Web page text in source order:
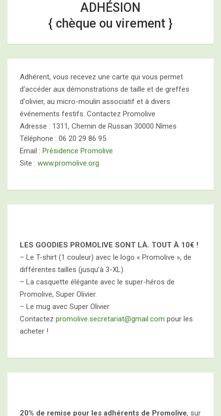
ADHÉSION
{ chèque ou virement }
Adhérent, vous recevez une carte qui vous permet
d'accéder aux démonstrations de taille et de greffes
d'olivier, au micro-moulin associatif et à divers
événements festifs. Contactez Promolive
Adresse : 1311, Chemin de Russan 30000 Nîmes
Téléphone : 06 20 29 86 95
Email : Présidence Promolive
Site : www.promolive.org
LES GOODIES PROMOLIVE SONT LÀ. TOUT À 10€ !
– Le T-shirt (1 couleur) avec le logo « Promolive », de
différentes tailles (jusqu’à 3-XL).
– La casquette élégante avec le super-héros de
Promolive, Super Olivier.
– Le mug avec Super Olivier.
Contactez promolive.secretariat@gmail.com pour les
acheter !
20% de remise pour les adhérents de Promolive, sur